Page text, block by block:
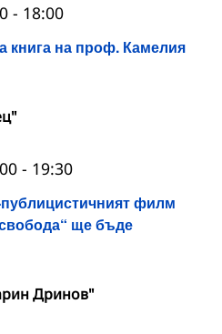
книга на проф. Камелия
- 18:00
филм
ще бъде
- 19:30
Дринов"